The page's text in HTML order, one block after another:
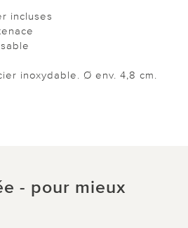
incluses
inoxydable. Ø env. 4,8 cm.
- pour mieux